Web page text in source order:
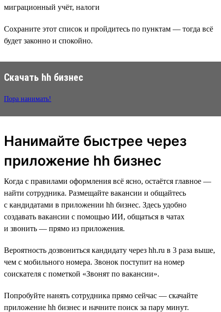
миграционный учёт, налоги
Сохраните этот список и пройдитесь по пунктам — тогда всё
будет законно и спокойно.
Скачать hh бизнес
Пора нанимать!
Нанимайте быстрее через
приложение hh бизнес
Когда с правилами оформления всё ясно, остаётся главное —
найти сотрудника. Размещайте вакансии и общайтесь
с кандидатами в приложении hh бизнес. Здесь удобно
создавать вакансии с помощью ИИ, общаться в чатах
и звонить — прямо из приложения.
Вероятность дозвониться кандидату через hh.ru в 3 раза выше,
чем с мобильного номера. Звонок поступит на номер
соискателя с пометкой «Звонят по вакансии».
Попробуйте нанять сотрудника прямо сейчас — скачайте
приложение hh бизнес и начните поиск за пару минут.